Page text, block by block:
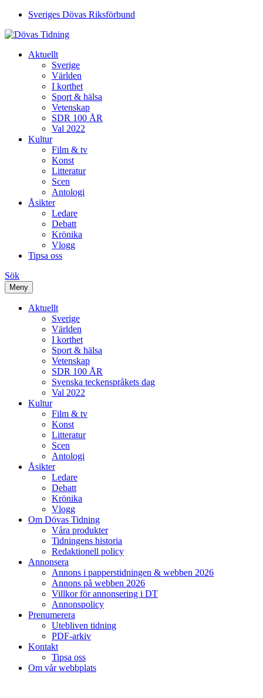
Sveriges Dövas Riksförbund
Aktuellt
Sverige
Världen
I korthet
Sport & hälsa
Vetenskap
SDR 100 ÅR
Val 2022
Kultur
Film & tv
Konst
Litteratur
Scen
Antologi
Åsikter
Ledare
Debatt
Krönika
Vlogg
Tipsa oss
Sök
Meny
Aktuellt
Sverige
Världen
I korthet
Sport & hälsa
Vetenskap
SDR 100 ÅR
Svenska teckenspråkets dag
Val 2022
Kultur
Film & tv
Konst
Litteratur
Scen
Antologi
Åsikter
Ledare
Debatt
Krönika
Vlogg
Om Dövas Tidning
Våra produkter
Tidningens historia
Redaktionell policy
Annonsera
Annons i papperstidningen & webben 2026
Annons på webben 2026
Villkor för annonsering i DT
Annonspolicy
Prenumerera
Utebliven tidning
PDF-arkiv
Kontakt
Tipsa oss
Om vår webbplats